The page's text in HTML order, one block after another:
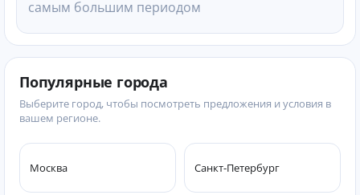
самым большим периодом
Популярные города
Выберите город, чтобы посмотреть предложения и условия в
вашем регионе.
Москва Санкт-Петербург